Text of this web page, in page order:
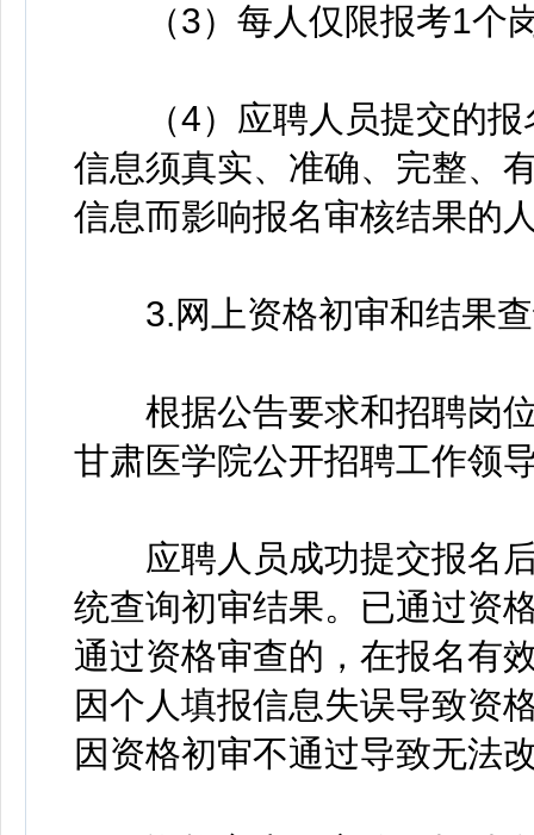
（3）每人仅限报考1个
（4）应聘人员提交的报
信息须真实、准确、完整、
信息而影响报名审核结果的
3.网上资格初审和结果查
根据公告要求和招聘岗位
甘肃医学院公开招聘工作领
应聘人员成功提交报名后
统查询初审结果。已通过资
通过资格审查的，在报名有
因个人填报信息失误导致资
因资格初审不通过导致无法